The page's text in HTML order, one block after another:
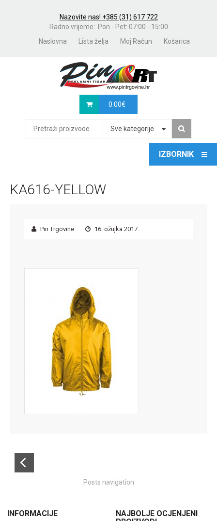
Nazovite nas! +385 (31) 617 722
Radno vrijeme: Pon - Pet: 07:00 - 15:00
Naslovna
Lista želja Moj Račun Košarica
0.00€
Sve kategorije
KA616-YELLOW
Pin Trgovine 16. ožujka 2017.
Posts navigation
INFORMACIJE
NAJBOLJE OCJENJENI